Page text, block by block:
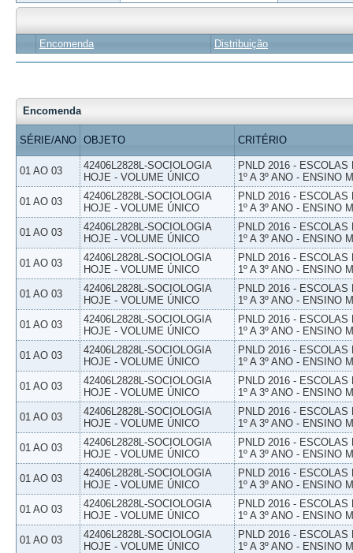
Encomenda Distribuição
Encomenda
SÉRIE/ANO OBJETO CRITÉRIO
01 AO 03
42406L2828L-SOCIOLOGIA
HOJE - VOLUME ÚNICO
PNLD 2016 -
1º A 3º ANO - ENSINO
01 AO 03
42406L2828L-SOCIOLOGIA
HOJE - VOLUME ÚNICO
PNLD 2016 -
1º A 3º ANO - ENSINO
01 AO 03
42406L2828L-SOCIOLOGIA
HOJE - VOLUME ÚNICO
PNLD 2016 -
1º A 3º ANO - ENSINO
01 AO 03
42406L2828L-SOCIOLOGIA
HOJE - VOLUME ÚNICO
PNLD 2016 -
1º A 3º ANO - ENSINO
01 AO 03
42406L2828L-SOCIOLOGIA
HOJE - VOLUME ÚNICO
PNLD 2016 -
1º A 3º ANO - ENSINO
01 AO 03
42406L2828L-SOCIOLOGIA
HOJE - VOLUME ÚNICO
PNLD 2016 -
1º A 3º ANO - ENSINO
01 AO 03
42406L2828L-SOCIOLOGIA
HOJE - VOLUME ÚNICO
PNLD 2016 -
1º A 3º ANO - ENSINO
01 AO 03
42406L2828L-SOCIOLOGIA
HOJE - VOLUME ÚNICO
PNLD 2016 -
1º A 3º ANO - ENSINO
01 AO 03
42406L2828L-SOCIOLOGIA
HOJE - VOLUME ÚNICO
PNLD 2016 -
1º A 3º ANO - ENSINO
01 AO 03
42406L2828L-SOCIOLOGIA
HOJE - VOLUME ÚNICO
PNLD 2016 -
1º A 3º ANO - ENSINO
01 AO 03
42406L2828L-SOCIOLOGIA
HOJE - VOLUME ÚNICO
PNLD 2016 -
1º A 3º ANO - ENSINO
01 AO 03
42406L2828L-SOCIOLOGIA
HOJE - VOLUME ÚNICO
PNLD 2016 -
1º A 3º ANO - ENSINO
01 AO 03
42406L2828L-SOCIOLOGIA
HOJE - VOLUME ÚNICO
PNLD 2016 -
1º A 3º ANO - ENSINO